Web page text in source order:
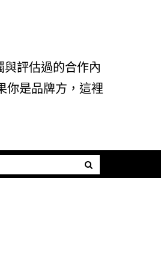
評估過的合作內
你是品牌方，這裡
Menu